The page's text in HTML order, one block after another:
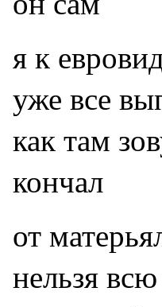
я к
уже все
как там
кончал
от
нельзя